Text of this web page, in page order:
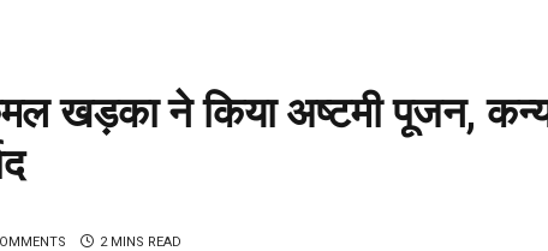
खड़का ने किया अष्टमी पूजन,
2 MINS READ